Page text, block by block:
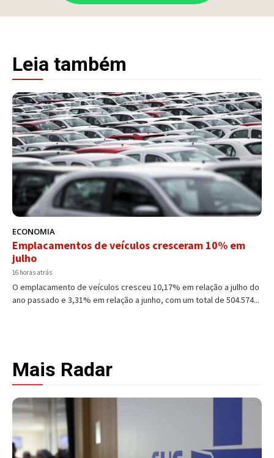
Leia também
ECONOMIA
Emplacamentos de veículos cresceram 10% em
julho
16 horas atrás
O emplacamento de veículos cresceu 10,17% em relação a julho do
ano passado e 3,31% em relação a junho, com um total de 504.574...
Mais Radar